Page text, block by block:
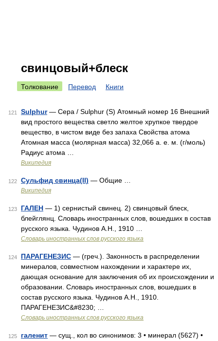
свинцовый+блеск
Толкование Перевод Книги
121 Sulphur— Сера / Sulphur (S) Атомный номер 16 Внешний
вид простого вещества светло желтое хрупкое твердое
вещество, в чистом виде без запаха Свойства атома
Атомная масса (молярная масса) 32,066 а. е. м. (г/моль)
Радиус атома …
Википедия
122 Сульфид свинца(II) — Общие …
Википедия
123 ГАЛЕН — 1) сернистый свинец. 2) свинцовый блеск,
блейглянц. Словарь иностранных слов, вошедших в состав
русского языка. Чудинов А.Н., 1910 …
Словарь иностранных слов русского языка
124 ПАРАГЕНЕЗИС — (греч.). Законность в распределении
минералов, совместном нахождении и характере их,
дающая основание для заключения об их происхождении и
образовании. Словарь иностранных слов, вошедших в
состав русского языка. Чудинов А.Н., 1910.
ПАРАГЕНЕЗИС&#8230; …
Словарь иностранных слов русского языка
125 галенит — сущ., кол во синонимов: 3 • минерал (5627) •